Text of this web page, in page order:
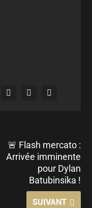
🚨 Flash mercato :
Arrivée imminente
pour Dylan
Batubinsika !
SUIVANT